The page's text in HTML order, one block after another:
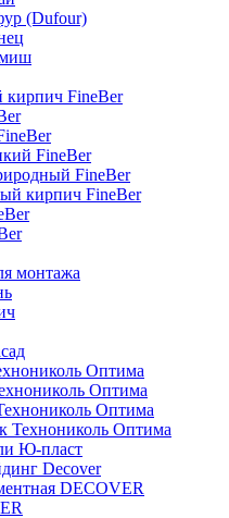
(Dufour)
кирпич FineBer
FineBer
FineBer
кирпич FineBer
монтажа
Оптима
Оптима
Оптима
Технониколь Оптима
Ю-пласт
Decover
DECOVER